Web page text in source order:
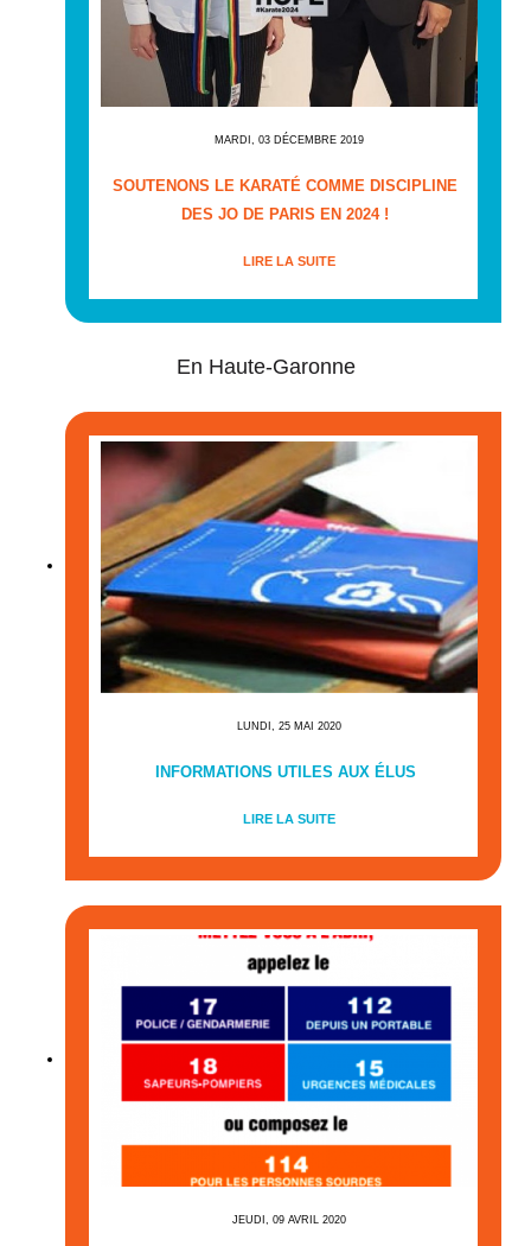
MARDI, 03 DÉCEMBRE 2019
SOUTENONS LE KARATÉ COMME DISCIPLINE
DES JO DE PARIS EN 2024 !
LIRE LA SUITE
En Haute-Garonne
LUNDI, 25 MAI 2020
INFORMATIONS UTILES AUX ÉLUS
LIRE LA SUITE
JEUDI, 09 AVRIL 2020